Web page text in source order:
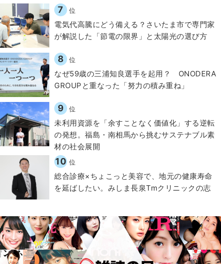
7 位
電気代高騰にどう備える？さいたま市で専門家
が解説した「節電の限界」と太陽光の選び方
8 位
なぜ59歳の三浦知良選手を起用？ ONODERA
GROUPと重なった「努力の積み重ね」
9 位
​​未利用資源を「余すことなく価値化」する逆転
の発想。福島・南相馬から挑むサステナブル素
材の社会展開​
10 位
総合診療×ちょこっと美容で、地元の健康寿命
を延ばしたい。みしま長泉Tmクリニックの志